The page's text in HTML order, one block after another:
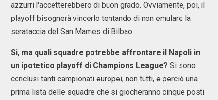
azzurri l'accetterebbero di buon grado. Ovviamente, poi, il
playoff bisognerà vincerlo tentando di non emulare la
serataccia del San Mames di Bilbao.
Si, ma quali squadre potrebbe affrontare il Napoli in
un ipotetico playoff di Champions League? Si sono
conclusi tanti campionati europei, non tutti, e perciò una
prima lista delle squadre che si giocheranno cinque posti